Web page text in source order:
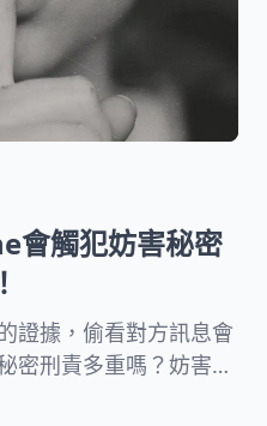
會觸犯妨害秘密
證據，偷看對方訊息會
密刑責多重嗎？妨害秘
師將分享妨害秘密罪的